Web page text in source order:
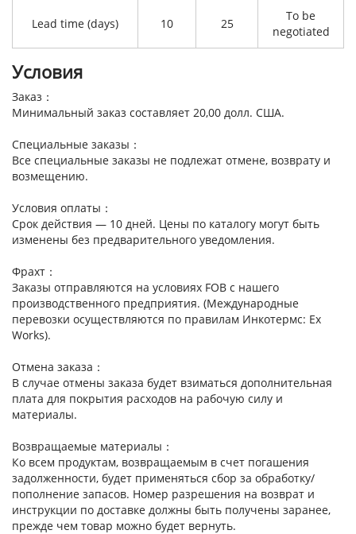
Lead time (days) 10 25
To be
negotiated
Условия
Заказ：
Минимальный заказ составляет 20,00 долл. США.
Специальные заказы：
Все специальные заказы не подлежат отмене, возврату и
возмещению.
Условия оплаты：
Срок действия — 10 дней. Цены по каталогу могут быть
изменены без предварительного уведомления.
Фрахт：
Заказы отправляются на условиях FOB с нашего
производственного предприятия. (Международные
перевозки осуществляются по правилам Инкотермс: Ex
Works).
Отмена заказа：
В случае отмены заказа будет взиматься дополнительная
плата для покрытия расходов на рабочую силу и
материалы.
Возвращаемые материалы：
Ко всем продуктам, возвращаемым в счет погашения
задолженности, будет применяться сбор за обработку/
пополнение запасов. Номер разрешения на возврат и
инструкции по доставке должны быть получены заранее,
прежде чем товар можно будет вернуть.